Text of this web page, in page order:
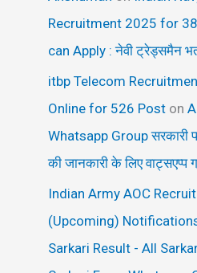
Recruitment 2025 for
can Apply : नेवी ट्रेड्समैन
itbp Telecom
Online for 526 Post on
Whatsapp Group सरकारी
की जानकारी के लिए
Indian Army AOC
(Upcoming)
Sarkari Result - All